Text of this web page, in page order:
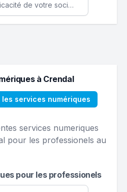
Améliorez l'efficacité de votre société avec une application web personnalisée accessible partout et tout le temps.
à Crendal
les services numériques
services numeriques
pour les professionels au
pour les professionels